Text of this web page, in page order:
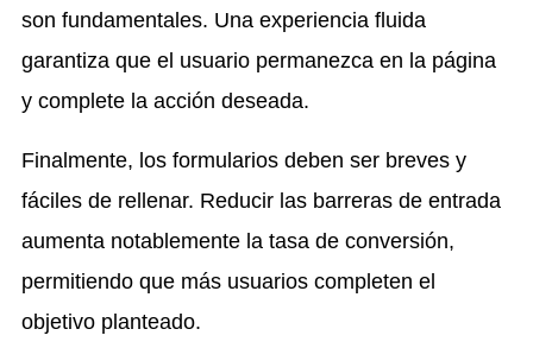
son fundamentales. Una experiencia fluida
garantiza que el usuario permanezca en la página
y complete la acción deseada.
Finalmente, los formularios deben ser breves y
fáciles de rellenar. Reducir las barreras de entrada
aumenta notablemente la tasa de conversión,
permitiendo que más usuarios completen el
objetivo planteado.